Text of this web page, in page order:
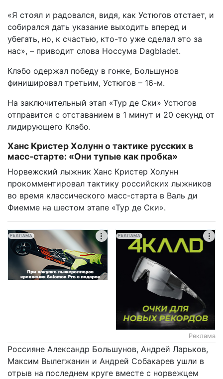
«Я стоял и радовался, видя, как Устюгов отстает, и
собирался дать указание выходить вперед и
убегать, но, к счастью, кто-то уже сделал это за
нас», – приводит слова Носсума Dagbladet.
Клэбо одержал победу в гонке, Большунов
финишировал третьим, Устюгов – 16-м.
На заключительный этап «Тур де Ски» Устюгов
отправится с отставанием в 1 минут и 20 секунд от
лидирующего Клэбо.
Ханс Кристер Холунн о тактике русских в
масс-старте: «Они тупые как пробка»
Норвежский лыжник Ханс Кристер Холунн
прокомментировал тактику российских лыжников
во время классического масс-старта в Валь ди
Фиемме на шестом этапе «Тур де Ски».
РЕКЛАМА РЕКЛАМА
Реклама
Россияне Александр Большунов, Андрей Ларьков,
Максим Вылегжанин и Андрей Собакарев ушли в
отрыв на последнем круге вместе с норвежцем